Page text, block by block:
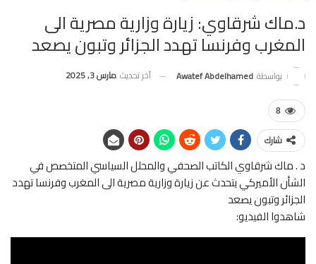
د.ماك شرقاوي: زيارة وزارية مصرية الى
المغرب وفرنسا تهدد الجزائر وتبون يصعد
بواسطة Awatef Abdelhamed آخر تحديث مارس 3, 2025
8
شارك
د . ماك شرقاوي الكاتب الصحفي والمحلل السياسي المتخصص في
الشأن الأميركي يتحدث عن زيارة وزارية مصرية الى المغرب وفرنسا تهدد
الجزائر وتبون يصعد
شاهدوا الفيديو: